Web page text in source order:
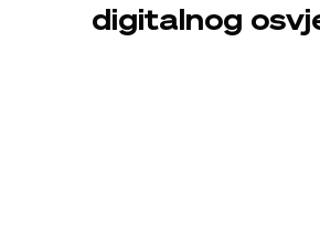
digitalnog